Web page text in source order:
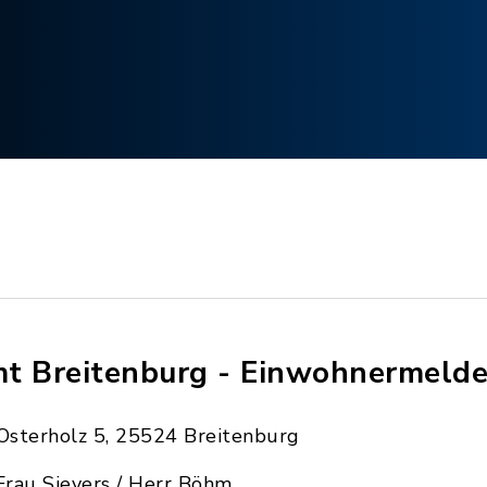
Breitenburg -
5, 25524 Breitenburg